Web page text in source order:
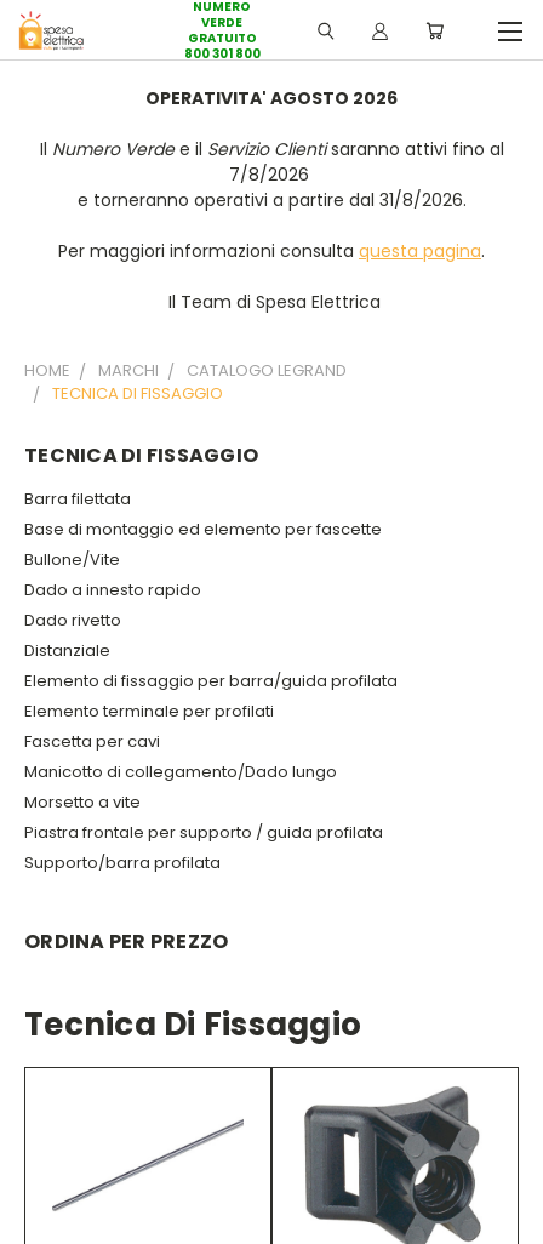
NUMERO
VERDE
GRATUITO
800 301 800
OPERATIVITA' AGOSTO 2026
Il Numero Verdee il Servizio Clientisaranno attivi fino al
7/8/2026
e torneranno operativi a partire dal 31/8/2026.
Per maggiori informazioni consulta questa pagina.
Il Team di Spesa Elettrica
HOME MARCHI
CATALOGO LEGRAND
TECNICA DI FISSAGGIO
TECNICA DI FISSAGGIO
Barra filettata
Base di montaggio ed elemento per fascette
Bullone/Vite
Dado a innesto rapido
Dado rivetto
Distanziale
Elemento di fissaggio per barra/guida profilata
Elemento terminale per profilati
Fascetta per cavi
Manicotto di collegamento/Dado lungo
Morsetto a vite
Piastra frontale per supporto / guida profilata
Supporto/barra profilata
ORDINA PER PREZZO
Tecnica Di Fissaggio